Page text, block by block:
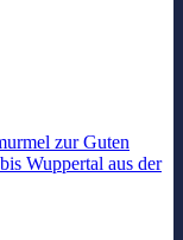
zur Guten
Wuppertal aus der